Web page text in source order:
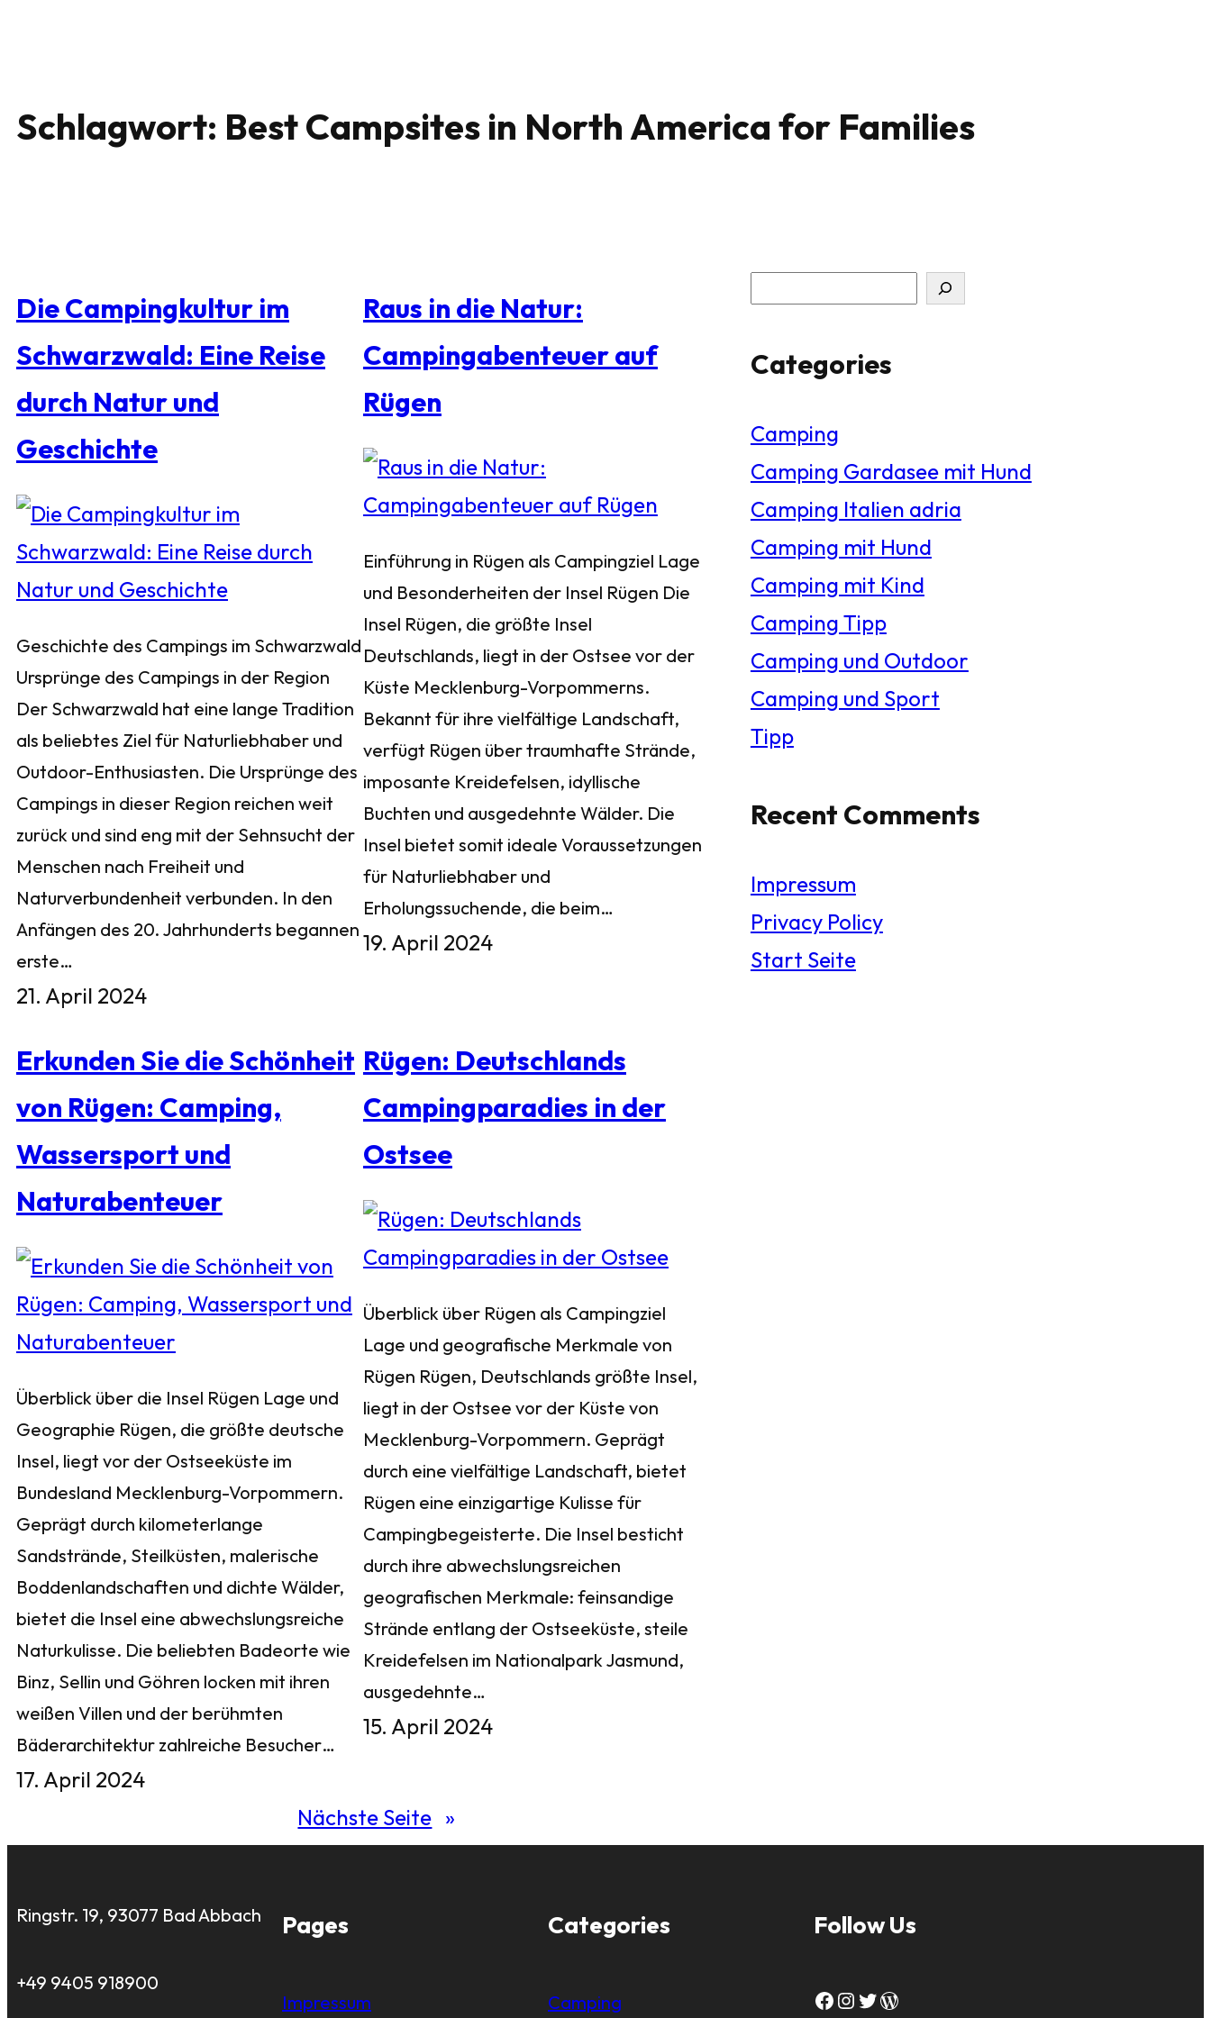
Schlagwort: Best Campsites in North America for Families
Die Campingkultur im
Schwarzwald: Eine Reise
durch Natur und
Geschichte
Geschichte des Campings im Schwarzwald
Ursprünge des Campings in der Region
Der Schwarzwald hat eine lange Tradition
als beliebtes Ziel für Naturliebhaber und
Outdoor-Enthusiasten. Die Ursprünge des
Campings in dieser Region reichen weit
zurück und sind eng mit der Sehnsucht der
Menschen nach Freiheit und
Naturverbundenheit verbunden. In den
Anfängen des 20. Jahrhunderts begannen
erste…
21. April 2024
Raus in die Natur:
Campingabenteuer auf
Rügen
Einführung in Rügen als Campingziel Lage
und Besonderheiten der Insel Rügen Die
Insel Rügen, die größte Insel
Deutschlands, liegt in der Ostsee vor der
Küste Mecklenburg-Vorpommerns.
Bekannt für ihre vielfältige Landschaft,
verfügt Rügen über traumhafte Strände,
imposante Kreidefelsen, idyllische
Buchten und ausgedehnte Wälder. Die
Insel bietet somit ideale Voraussetzungen
für Naturliebhaber und
Erholungssuchende, die beim…
19. April 2024
Erkunden Sie die Schönheit
von Rügen: Camping,
Wassersport und
Naturabenteuer
Überblick über die Insel Rügen Lage und
Geographie Rügen, die größte deutsche
Insel, liegt vor der Ostseeküste im
Bundesland Mecklenburg-Vorpommern.
Geprägt durch kilometerlange
Sandstrände, Steilküsten, malerische
Boddenlandschaften und dichte Wälder,
bietet die Insel eine abwechslungsreiche
Naturkulisse. Die beliebten Badeorte wie
Binz, Sellin und Göhren locken mit ihren
weißen Villen und der berühmten
Bäderarchitektur zahlreiche Besucher…
17. April 2024
Rügen: Deutschlands
Campingparadies in der
Ostsee
Überblick über Rügen als Campingziel
Lage und geografische Merkmale von
Rügen Rügen, Deutschlands größte Insel,
liegt in der Ostsee vor der Küste von
Mecklenburg-Vorpommern. Geprägt
durch eine vielfältige Landschaft, bietet
Rügen eine einzigartige Kulisse für
Campingbegeisterte. Die Insel besticht
durch ihre abwechslungsreichen
geografischen Merkmale: feinsandige
Strände entlang der Ostseeküste, steile
Kreidefelsen im Nationalpark Jasmund,
ausgedehnte…
15. April 2024
Nächste Seite »
c
e
n
Categories
Camping
Camping Gardasee mit Hund
Camping Italien adria
Camping mit Hund
Camping mit Kind
Camping Tipp
Camping und Outdoor
Camping und Sport
Tipp
Recent Comments
Impressum
Privacy Policy
Start Seite
Ringstr. 19, 93077 Bad Abbach
+49 9405 918900
Pages
Impressum
Categories
Camping
Follow Us
Facebook Instagram Twitter WordPress